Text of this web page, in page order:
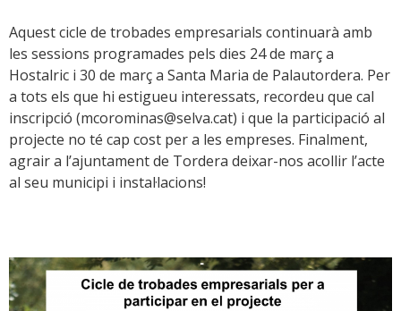
Aquest cicle de trobades empresarials continuarà amb
les sessions programades pels dies 24 de març a
Hostalric i 30 de març a Santa Maria de Palautordera. Per
a tots els que hi estigueu interessats, recordeu que cal
inscripció (mcorominas@selva.cat) i que la participació al
projecte no té cap cost per a les empreses. Finalment,
agrair a l’ajuntament de Tordera deixar-nos acollir l’acte
al seu municipi i instal·lacions!